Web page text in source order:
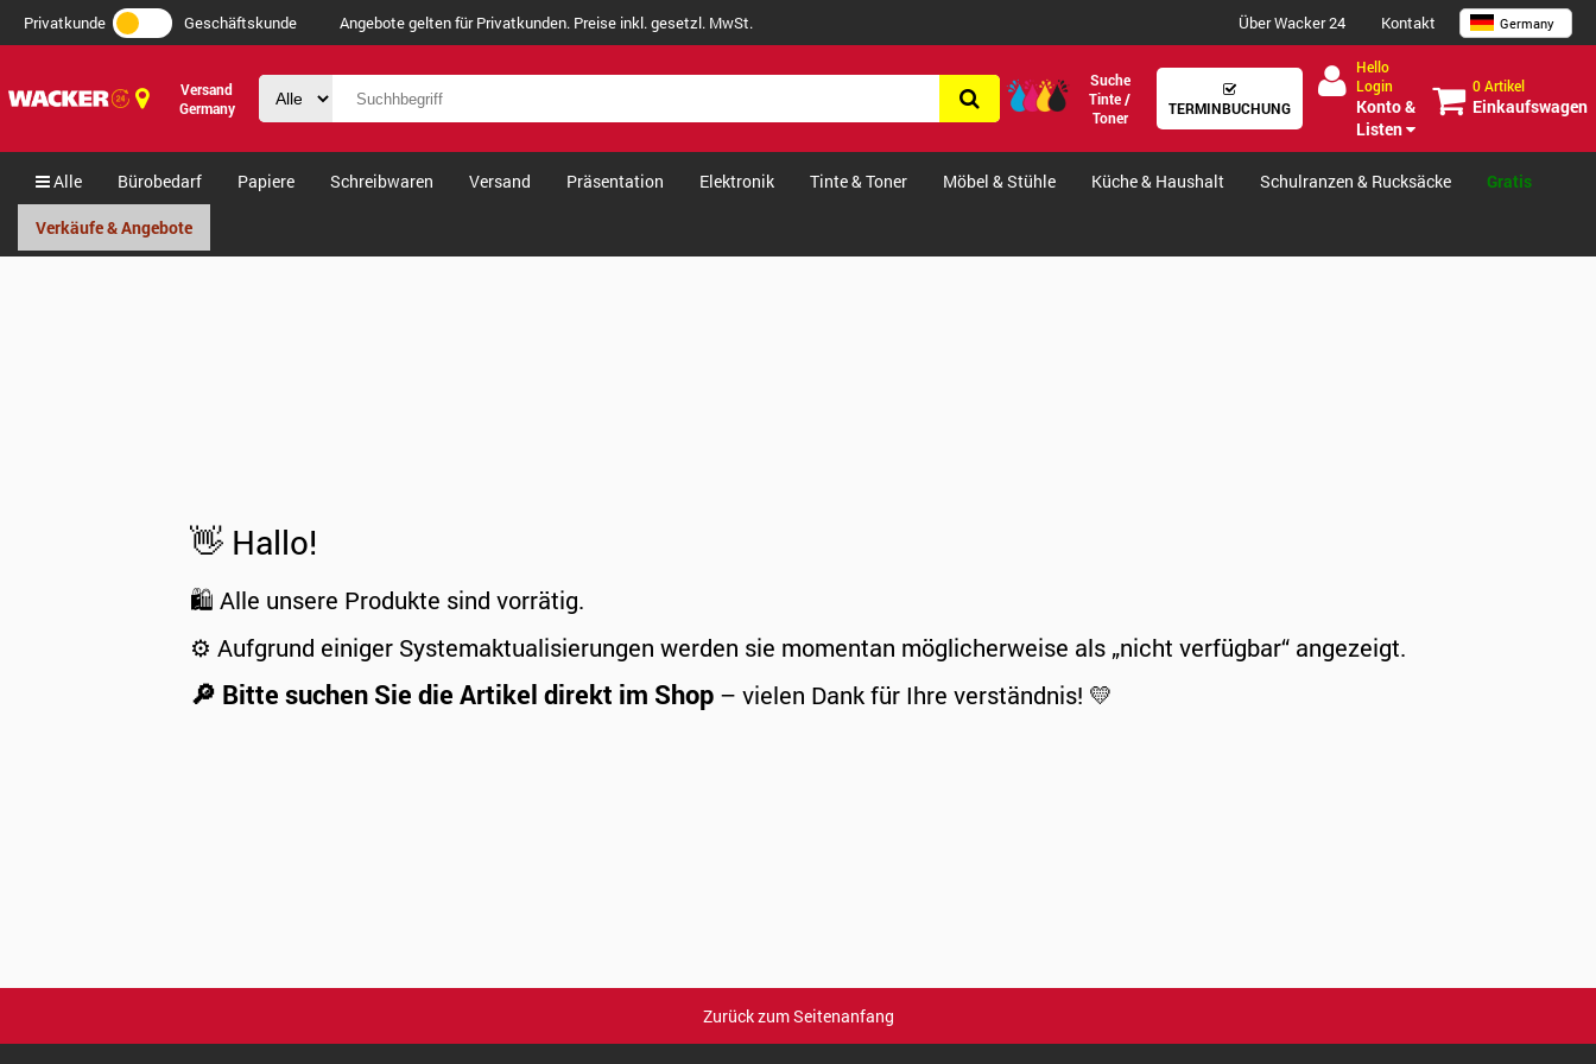
Privatkunde Geschäftskunde Angebote gelten für Privatkunden. Preise inkl. gesetzl. MwSt. Über Wacker 24 Kontakt Germany
Versand
Germany
Suche
Tinte /
Toner
TERMINBUCHUNG
Hello
Login
Konto &
Listen
0 Artikel
Einkaufswagen
Alle Bürobedarf Papiere Schreibwaren Versand Präsentation Elektronik Tinte & Toner Möbel & Stühle Küche & Haushalt Schulranzen & Rucksäcke Gratis
Verkäufe & Angebote
👋 Hallo!
🛍️ Alle unsere Produkte sind vorrätig.
⚙️ Aufgrund einiger Systemaktualisierungen werden sie momentan möglicherweise als „nicht verfügbar“ angezeigt.
🔎 Bitte suchen Sie die Artikel direkt im Shop – vielen Dank für Ihre verständnis! 💛
Zurück zum Seitenanfang